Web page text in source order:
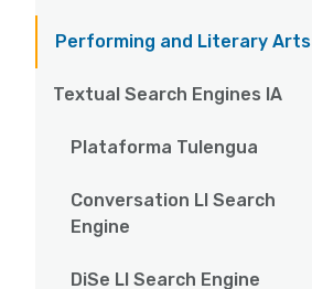
Performing and Literary Arts
Textual Search Engines IA
Plataforma Tulengua
Conversation LI Search
Engine
DiSe LI Search Engine